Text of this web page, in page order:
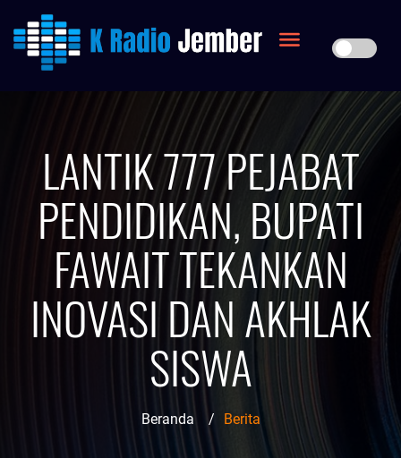
LANTIK 777 PEJABAT
PENDIDIKAN, BUPATI
FAWAIT TEKANKAN
INOVASI DAN AKHLAK
SISWA
Beranda / Berita